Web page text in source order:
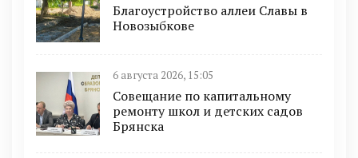
Благоустройство аллеи Славы в
Новозыбкове
6 августа 2026, 15:05
Совещание по капитальному
ремонту школ и детских садов
Брянска